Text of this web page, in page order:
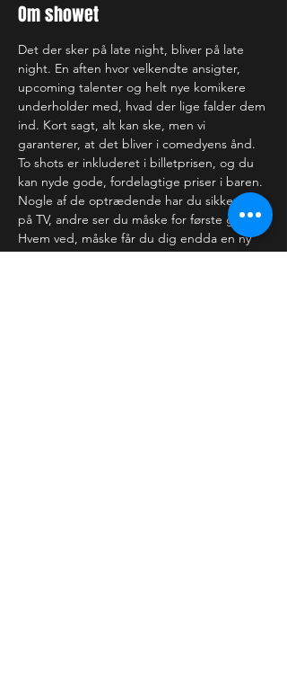
Om showet
Det der sker på late night, bliver på late
night. En aften hvor velkendte ansigter,
upcoming talenter og helt nye komikere
underholder med, hvad der lige falder dem
ind. Kort sagt, alt kan ske, men vi
garanterer, at det bliver i comedyens ånd.
To shots er inkluderet i billetprisen, og du
kan nyde gode, fordelagtige priser i baren.
Nogle af de optrædende har du sikkert set
på TV, andre ser du måske for første gang.
Hvem ved, måske får du dig endda en ny
yndlingskomiker. Uanset hvad, er der intet